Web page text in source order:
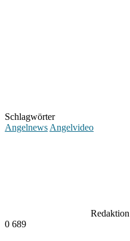
Schlagwörter
AngelnewsAngelvideo
Redaktion
0 689